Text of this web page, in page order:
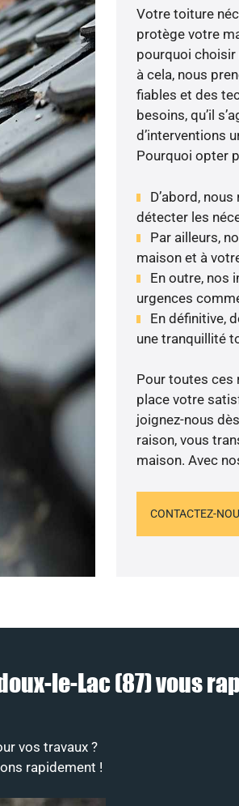
Votre toiture
protège votre
pourquoi
à cela, nous
fiables et des
besoins, qu’il
d’interventions
Pourquoi opter
D’abord,
détecter les
Par ailleurs,
maison et à
En outre, nos
urgences
En définitive,
une tranquillité
Pour toutes ces
place votre
joignez-nous
raison, vous
maison. Avec
CONTACTEZ-
le-Lac (87) vous
vos travaux ?
rapidement !